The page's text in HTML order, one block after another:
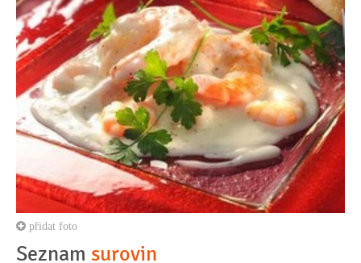
přidat foto
Seznam surovin